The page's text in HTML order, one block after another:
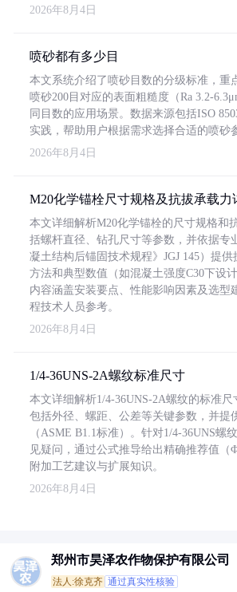
2026年8月4日
喷砂都有多少目
本文系统介绍了喷砂目数的分级标准，重
喷砂200目对应的表面粗糙度（Ra 3.2-
同目数的应用场景。数据来源包括ISO
实践，帮助用户根据需求选择合适的喷砂
2026年8月4日
M20化学锚栓尺寸规格及抗拔承载力
本文详细解析M20化学锚栓的尺寸规格和
括螺杆直径、钻孔尺寸等参数，并依据专
凝土结构后锚固技术规程》JGJ 145）提
方法和典型数值（如混凝土强度C30下设计
内容涵盖安装要点、性能影响因素及选型
程技术人员参考。
2026年8月4日
1/4-36UNS-2A螺纹标准尺寸
本文详细解析1/4-36UNS-2A螺纹的标准尺
包括外径、螺距、公差等关键参数，并提
（ASME B1.1标准）。针对1/4-36UNS螺
见疑问，通过公式推导给出精确推荐值（
附加工艺建议与扩展知识。
2026年8月4日
郑州市昊泽农作物保护有限公司
法人:徐克齐 通过真实性核验